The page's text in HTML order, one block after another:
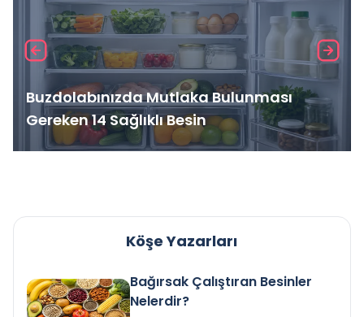
Buzdolabınızda Mutlaka Bulunması
Gereken 14 Sağlıklı Besin
Köşe Yazarları
Bağırsak Çalıştıran Besinler
Nelerdir?